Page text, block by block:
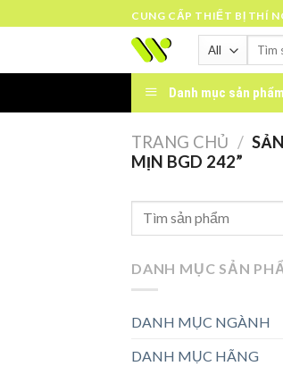
to
CUNG CẤP THIẾT BỊ THÍ
Tìm
Danh mục sản phẩm
TRANG CHỦ /
MỊN BGD 242”
DANH MỤC SẢN
DANH MỤC NGÀNH
DANH MỤC HÃNG